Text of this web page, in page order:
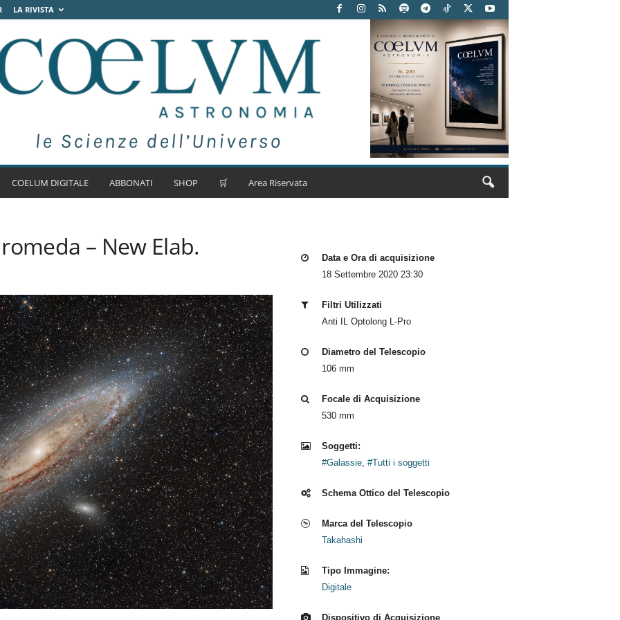
LA RIVISTA
COELUM DIGITALE ABBONATI SHOP 🛒 Area Riservata
– New Elab.
Data e Ora di acquisizione
18 Settembre 2020 23:30
Filtri Utilizzati
Anti IL Optolong L-Pro
Diametro del Telescopio
106 mm
Focale di Acquisizione
530 mm
Soggetti:
#Galassie, #Tutti i soggetti
Schema Ottico del Telescopio
Marca del Telescopio
Takahashi
Tipo Immagine:
Digitale
Dispositivo di Acquisizione